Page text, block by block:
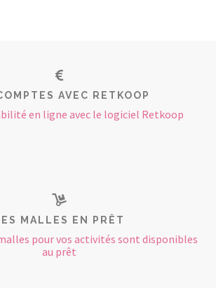
AVEC RETKOOP
en ligne avec le logiciel Retkoop
MALLES EN PRÊT
pour vos activités sont disponibles
au prêt